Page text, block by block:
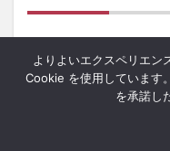
よりよいエクスペリエン
Cookie を使用しています
を承諾し